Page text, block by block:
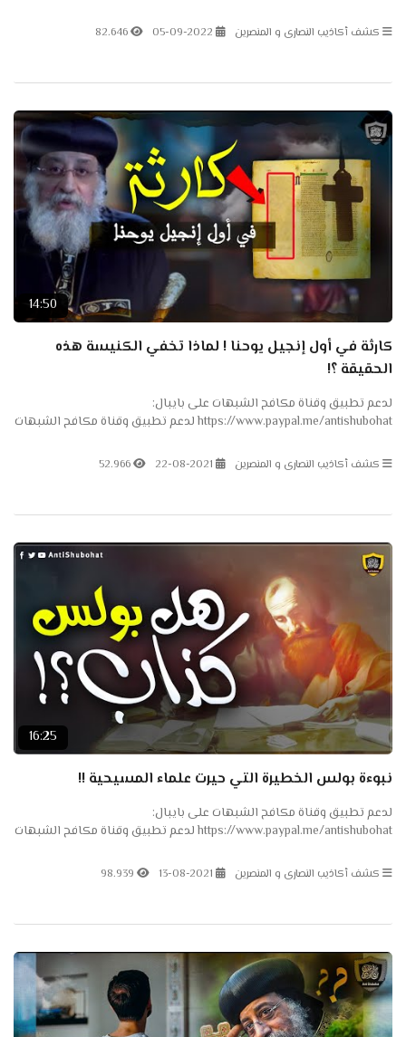
على...كشف أكاذيب النصارى و المنصرين 05-09-2022
82.646
14:50
كارثة في أول إنجيل يوحنا ! لماذا تخفي الكنيسة هذه
الحقيقة ؟!
لدعم تطبيق وقناة مكافح الشبهات على بايبال:
https://www.paypal.me/antishubohat لدعم تطبيق وقناة مكافح الشبهات
على...كشف أكاذيب النصارى و المنصرين 22-08-2021
52.966
16:25
نبوءة بولس الخطيرة التي حيرت علماء المسيحية !!
لدعم تطبيق وقناة مكافح الشبهات على بايبال:
https://www.paypal.me/antishubohat لدعم تطبيق وقناة مكافح الشبهات
على...كشف أكاذيب النصارى و المنصرين 13-08-2021
98.939